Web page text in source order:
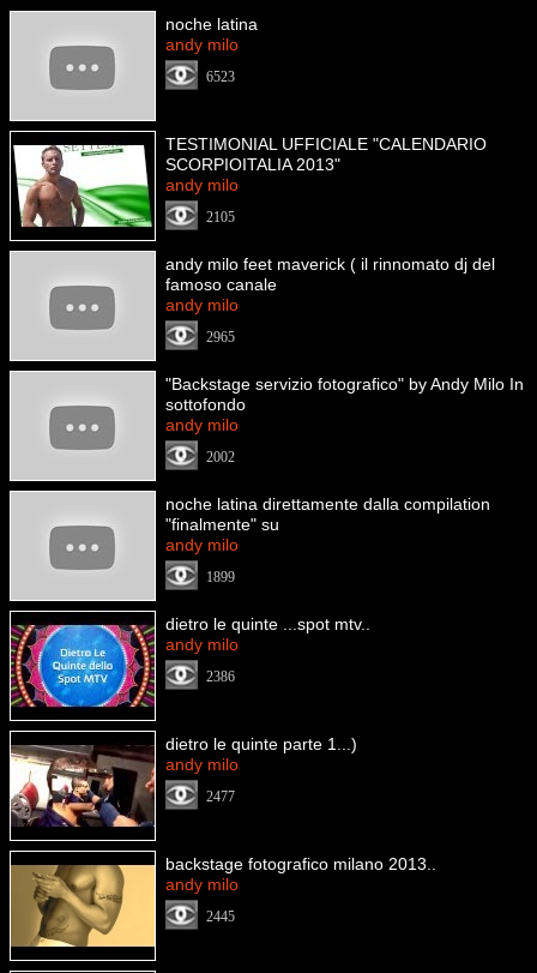
noche latina
andy milo
6523
TESTIMONIAL UFFICIALE "CALENDARIO
SCORPIOITALIA 2013"
andy milo
2105
andy milo feet maverick ( il rinnomato dj del
famoso canale
andy milo
2965
"Backstage servizio fotografico" by Andy Milo In
sottofondo
andy milo
2002
noche latina direttamente dalla compilation
"finalmente" su
andy milo
1899
dietro le quinte ...spot mtv..
andy milo
2386
dietro le quinte parte 1...)
andy milo
2477
backstage fotografico milano 2013..
andy milo
2445